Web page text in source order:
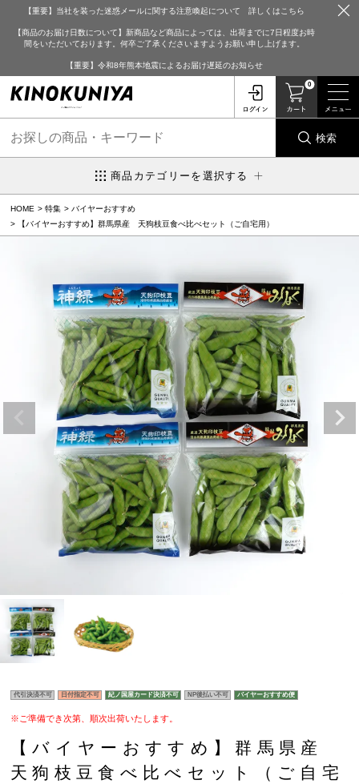
【重要】当社を装った迷惑メールに関する注意喚起について 詳しくはこちら
【商品のお届け日数について】新商品など商品によっては、出荷までに7日程度お時
間をいただいております。何卒ご了承くださいますようお願い申し上げます。
【重要】令和8年熊本地震によるお届け遅延のお知らせ
0
検索
商品カテゴリーを選択する
HOME 特集
バイヤーおすすめ
【バイヤーおすすめ】群馬県産 天狗枝豆食べ比べセット（ご自宅用）
代引決済不可 日付指定不可 紀ノ国屋カード決済不可 NP後払い不可 バイヤーおすすめ便
※ご準備でき次第、順次出荷いたします。
【バイヤーおすすめ】群馬県産
天狗枝豆食べ比べセット（ご自宅